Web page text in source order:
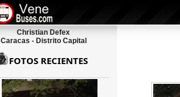
Christian Defex
Caracas - Distrito Capital
FOTOS RECIENTES